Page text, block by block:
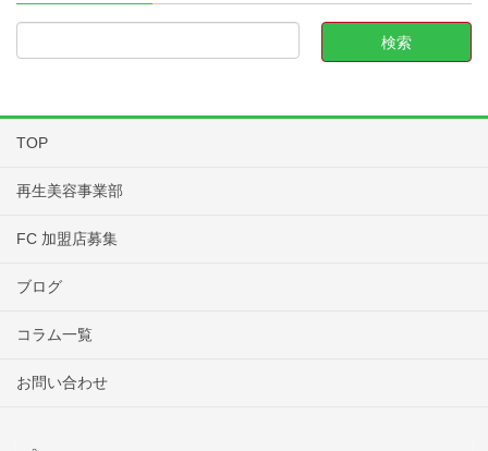
TOP
再生美容事業部
FC 加盟店募集
ブログ
コラム一覧
お問い合わせ